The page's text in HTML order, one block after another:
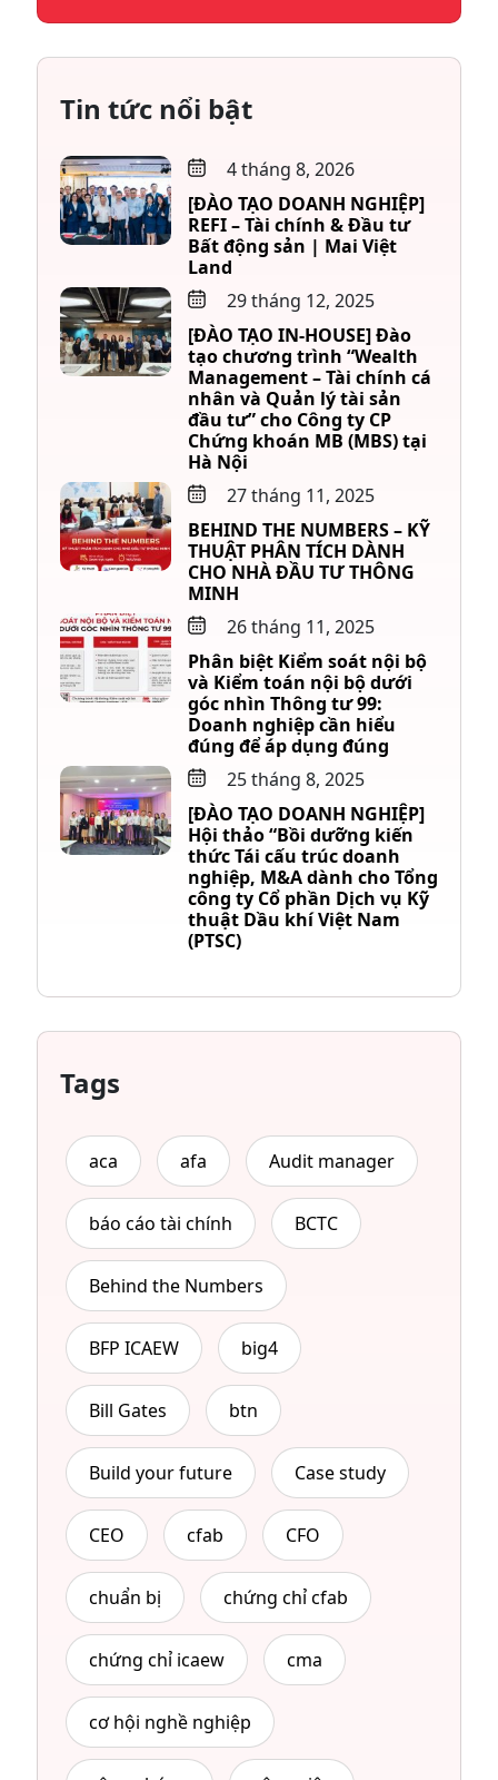
Tin tức nổi bật
4 tháng 8, 2026
[ĐÀO TẠO DOANH NGHIỆP]
REFI – Tài chính & Đầu tư
Bất động sản | Mai Việt
Land
29 tháng 12, 2025
[ĐÀO TẠO IN-HOUSE] Đào
tạo chương trình “Wealth
Management – Tài chính cá
nhân và Quản lý tài sản
đầu tư” cho Công ty CP
Chứng khoán MB (MBS) tại
Hà Nội
27 tháng 11, 2025
BEHIND THE NUMBERS – KỸ
THUẬT PHÂN TÍCH DÀNH
CHO NHÀ ĐẦU TƯ THÔNG
MINH
26 tháng 11, 2025
Phân biệt Kiểm soát nội bộ
và Kiểm toán nội bộ dưới
góc nhìn Thông tư 99:
Doanh nghiệp cần hiểu
đúng để áp dụng đúng
25 tháng 8, 2025
[ĐÀO TẠO DOANH NGHIỆP]
Hội thảo “Bồi dưỡng kiến
thức Tái cấu trúc doanh
nghiệp, M&A dành cho Tổng
công ty Cổ phần Dịch vụ Kỹ
thuật Dầu khí Việt Nam
(PTSC)
Tags
aca afa Audit manager
báo cáo tài chính BCTC
Behind the Numbers
BFP ICAEW big4
Bill Gates btn
Build your future Case study
CEO cfab CFO
chuẩn bị chứng chỉ cfab
chứng chỉ icaew cma
cơ hội nghề nghiệp